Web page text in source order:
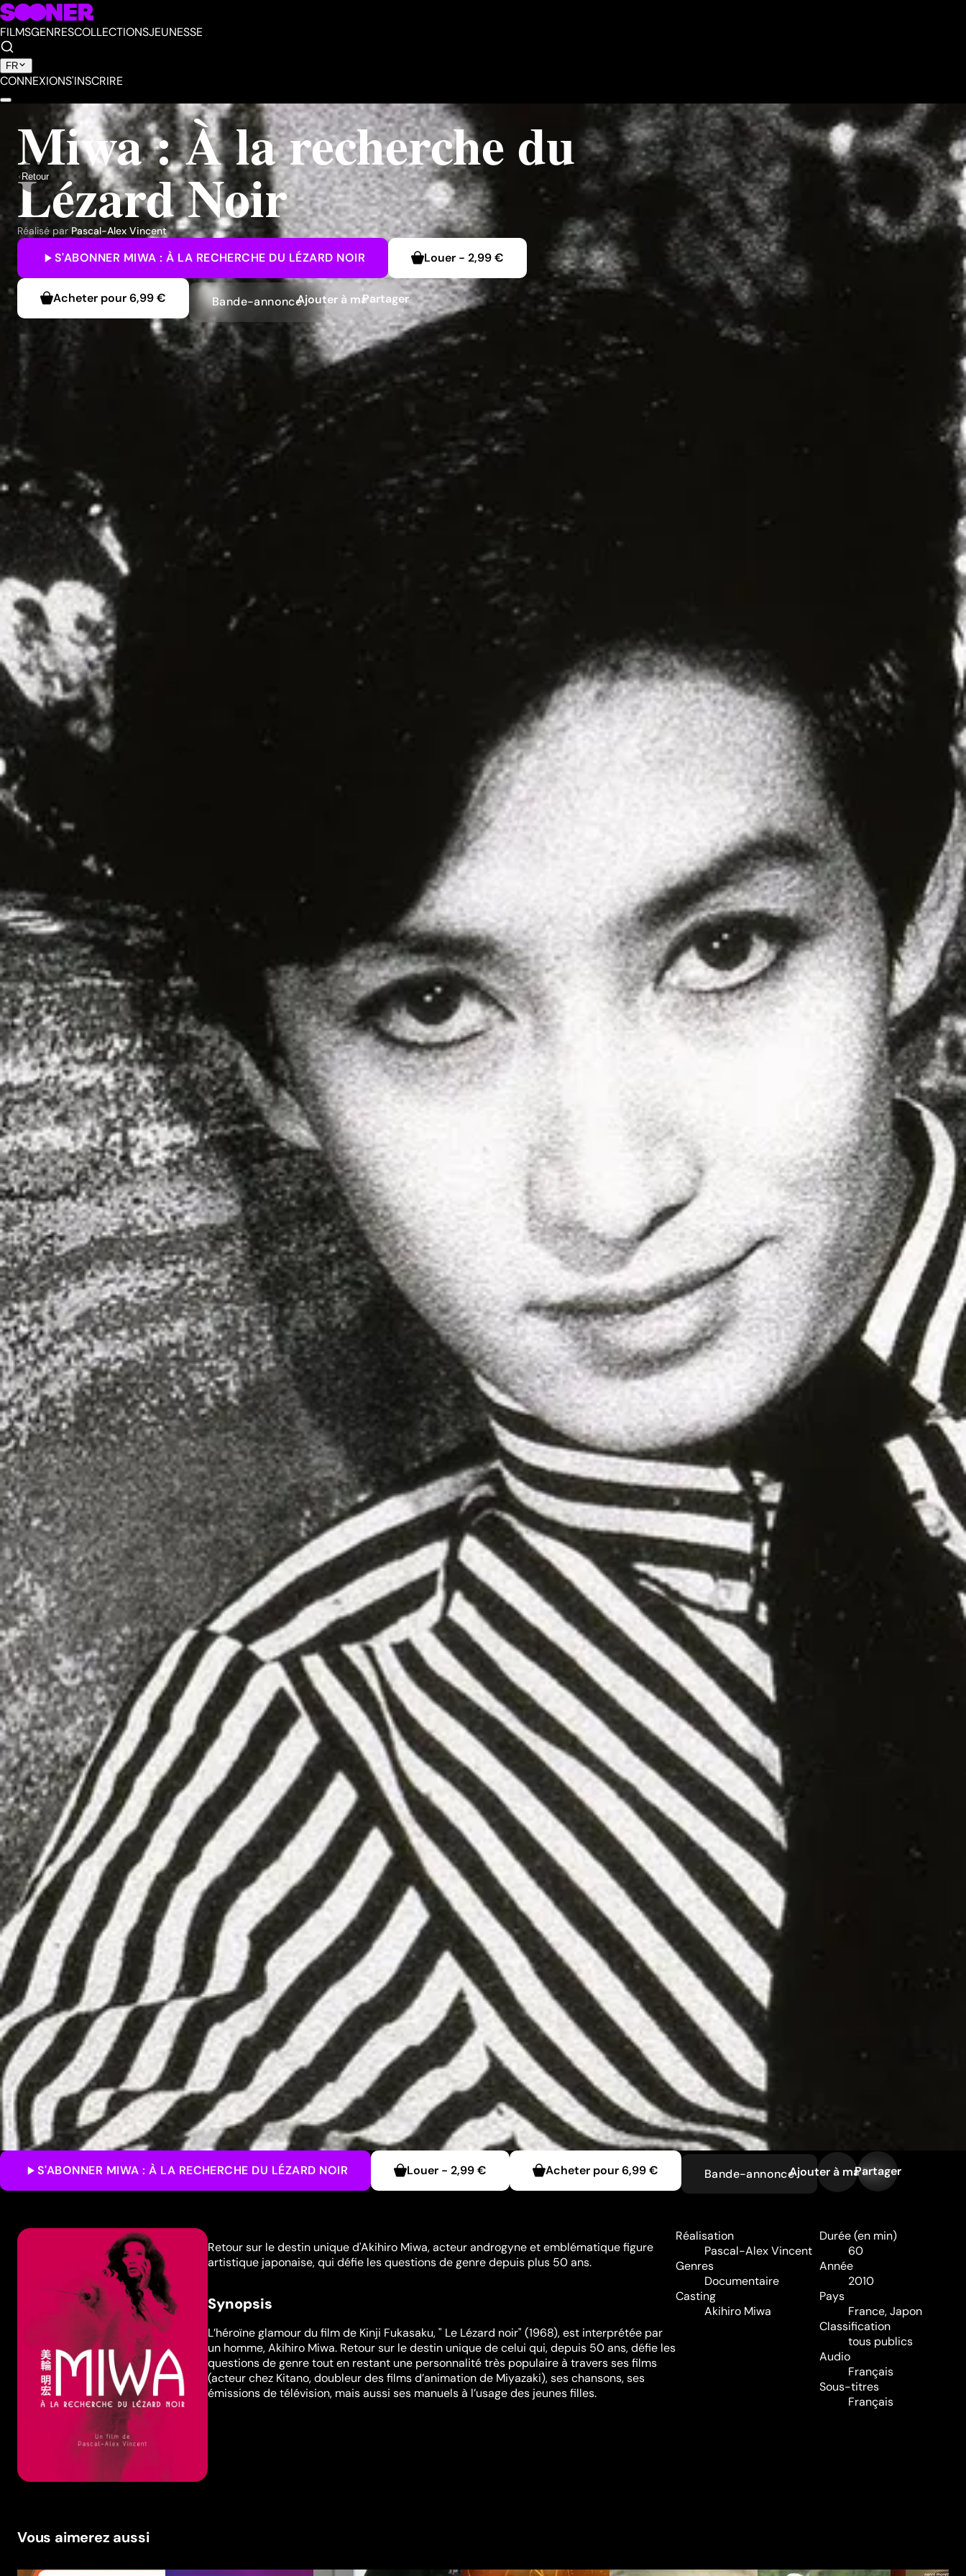
FILMSGENRESCOLLECTIONSJEUNESSE
FR
CONNEXIONS'INSCRIRE
Retour
Miwa : À la recherche du
Lézard Noir
Réalisé par Pascal-Alex Vincent
S'ABONNER MIWA : À LA RECHERCHE DU LÉZARD NOIR Louer - 2,99 €
Acheter pour6,99 € Bande-annonceAjouter à ma liste
Partager
S'ABONNER MIWA : À LA RECHERCHE DU LÉZARD NOIR Louer - 2,99 € Acheter pour6,99 € Bande-annonceAjouter à ma liste
Partager
Retour sur le destin unique d'Akihiro Miwa, acteur androgyne et emblématique figure
artistique japonaise, qui défie les questions de genre depuis plus 50 ans.
Synopsis
L’héroïne glamour du film de Kinji Fukasaku, " Le Lézard noir" (1968), est interprétée par
un homme, Akihiro Miwa. Retour sur le destin unique de celui qui, depuis 50 ans, défie les
questions de genre tout en restant une personnalité très populaire à travers ses films
(acteur chez Kitano, doubleur des films d’animation de Miyazaki), ses chansons, ses
émissions de télévision, mais aussi ses manuels à l’usage des jeunes filles.
Réalisation
Pascal-Alex Vincent
Genres
Documentaire
Casting
Akihiro Miwa
Durée (en min)
60
Année
2010
Pays
France, Japon
Classification
tous publics
Audio
Français
Sous-titres
Français
Vous aimerez aussi